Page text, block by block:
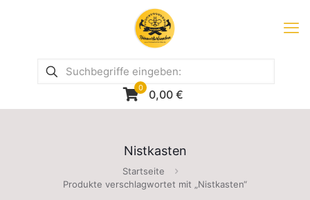
0 0,00 €
Nistkasten
Startseite
Produkte verschlagwortet mit „Nistkasten“